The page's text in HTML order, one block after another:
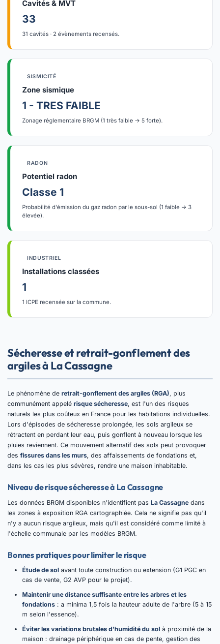
Cavités & MVT
33
31 cavités · 2 évènements recensés.
SISMICITÉ
Zone sismique
1 - TRES FAIBLE
Zonage réglementaire BRGM (1 très faible → 5 forte).
RADON
Potentiel radon
Classe 1
Probabilité d'émission du gaz radon par le sous-sol (1 faible → 3
élevée).
INDUSTRIEL
Installations classées
1
1 ICPE recensée sur la commune.
Sécheresse et retrait-gonflement des
argiles à La Cassagne
Le phénomène de retrait-gonflement des argiles (RGA), plus
communément appelé risque sécheresse, est l'un des risques
naturels les plus coûteux en France pour les habitations individuelles.
Lors d'épisodes de sécheresse prolongée, les sols argileux se
rétractent en perdant leur eau, puis gonflent à nouveau lorsque les
pluies reviennent. Ce mouvement alternatif des sols peut provoquer
des fissures dans les murs, des affaissements de fondations et,
dans les cas les plus sévères, rendre une maison inhabitable.
Niveau de risque sécheresse à La Cassagne
Les données BRGM disponibles n'identifient pas La Cassagne dans
les zones à exposition RGA cartographiée. Cela ne signifie pas qu'il
n'y a aucun risque argileux, mais qu'il est considéré comme limité à
l'échelle communale par les modèles BRGM.
Bonnes pratiques pour limiter le risque
Étude de sol avant toute construction ou extension (G1 PGC en
cas de vente, G2 AVP pour le projet).
Maintenir une distance suffisante entre les arbres et les
fondations : a minima 1,5 fois la hauteur adulte de l'arbre (5 à 15
m selon l'essence).
Éviter les variations brutales d'humidité du sol à proximité de la
maison : drainage périphérique en cas de pente, gestion des